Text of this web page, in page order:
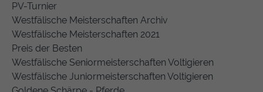
PV-Turnier
Westfälische Meisterschaften Archiv
Westfälische Meisterschaften 2021
Preis der Besten
Westfälische Seniormeisterschaften Voltigieren
Westfälische Juniormeisterschaften Voltigieren